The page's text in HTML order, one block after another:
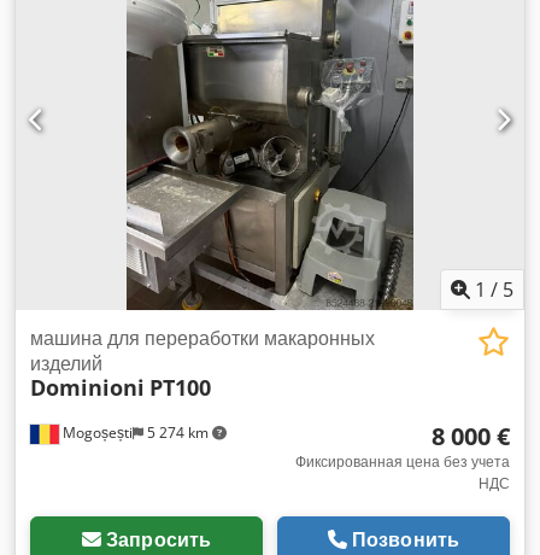
1 / 5
Mogoșești 5 274 km
машина для переработки макаронных
изделий
Dominioni PT100
8 000 €
Фиксированная цена без учета
НДС
Запросить Позвонить